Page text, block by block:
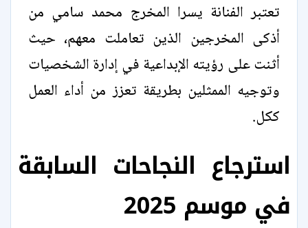
تعتبر الفنانة يسرا المخرج محمد سامي من
أذكى المخرجين الذين تعاملت معهم، حيث
أثنت على رؤيته الإبداعية في إدارة الشخصيات
وتوجيه الممثلين بطريقة تعزز من أداء العمل
ككل.
استرجاع النجاحات السابقة
في موسم 2025